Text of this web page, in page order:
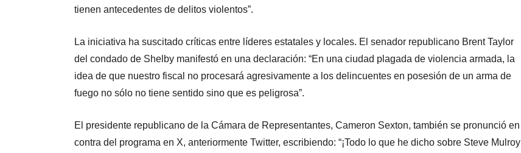
tienen antecedentes de delitos violentos”.
La iniciativa ha suscitado críticas entre líderes estatales y locales. El senador republicano Brent Taylor
del condado de Shelby manifestó en una declaración: “En una ciudad plagada de violencia armada, la
idea de que nuestro fiscal no procesará agresivamente a los delincuentes en posesión de un arma de
fuego no sólo no tiene sentido sino que es peligrosa”.
El presidente republicano de la Cámara de Representantes, Cameron Sexton, también se pronunció en
contra del programa en X, anteriormente Twitter, escribiendo: “¡Todo lo que he dicho sobre Steve Mulroy